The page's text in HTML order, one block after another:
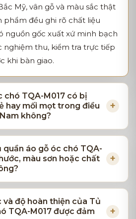
Mỹ, vân gỗ và màu sắc thật
phẩm đều ghi rõ chất liệu
nguồn gốc xuất xứ minh bạch
nghiệm thu, kiểm tra trực tiếp
khi bàn giao.
chó TQA-M017 có bị
hay mối mọt trong điều
không?
áo gỗ óc chó TQA-
màu sơn hoặc chất
và độ hoàn thiện của Tủ
TQA-M017 được đảm